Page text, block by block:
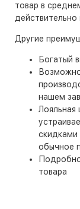
товар в
Другие
Богатый
нашем
Лояльная
скидками
обычное
товара